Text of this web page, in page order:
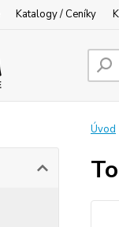
Katalogy / Ceníky
Úvod